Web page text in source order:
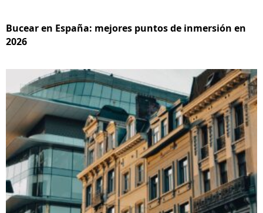
Bucear en España: mejores puntos de inmersión en
2026